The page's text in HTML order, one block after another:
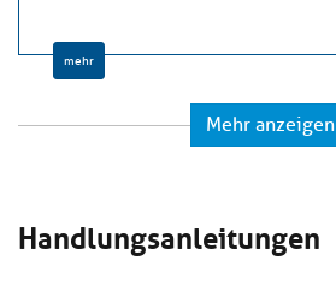
mehr
Mehr anzeigen
Handlungsanleitungen